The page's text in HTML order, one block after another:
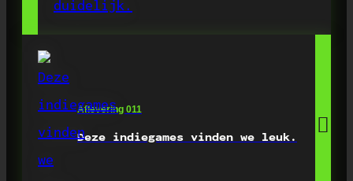
Aflevering 011
Deze indiegames vinden we leuk.